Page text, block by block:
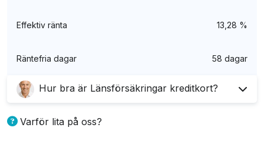
Effektiv ränta 13,28 %
Räntefria dagar 58 dagar
Hur bra är Länsförsäkringar kreditkort?
Länsförsäkringars kreditkort tycker jag är riktigt
Varför lita på oss?